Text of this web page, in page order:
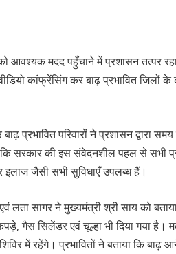
आवश्यक मदद पहुँचाने में प्रशासन तत्पर
वीडियो कांफ्रेंसिंग कर बाढ़ प्रभावित
प्रभावित परिवारों ने प्रशासन द्वारा
सरकार की इस संवेदनशील पहल से सभी
जैसी सभी सुविधाएँ उपलब्ध हैं।
लता सागर ने मुख्यमंत्री श्री साय को
गैस सिलेंडर एवं चूल्हा भी दिया गया है।
में रहेंगे। प्रभावितों ने बताया कि बाढ़